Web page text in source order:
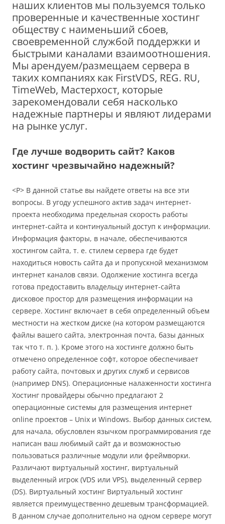
наших клиентов мы пользуемся только
проверенные и качественные хостинг
обществу с наименьший сбоев,
своевременной службой поддержки и
быстрыми каналами взаимоотношения.
Мы арендуем/размещаем сервера в
таких компаниях как FirstVDS, REG. RU,
TimeWeb, Мастерхост, которые
зарекомендовали себя насколько
надежные партнеры и являют лидерами
на рынке услуг.
Где лучше водворить сайт? Каков
хостинг чрезвычайно надежный?
<P> В данной статье вы найдете ответы на все эти
вопросы. В угоду успешного актив задач интернет-
проекта необходима предельная скорость работы
интернет-сайта и континуальный доступ к информации.
Информация факторы, в начале, обеспечиваются
хостингом сайта, т. е. стилем сервера где будет
находиться новость сайта да и пропускной механизмом
интернет каналов связи. Одолжение хостинга всегда
готова предоставить владельцу интернет-сайта
дисковое простор для размещения информации на
сервере. Хостинг включает в себя определенный объем
местности на жестком диске (на котором размещаются
файлы вашего сайта, электронная почта, базы данных
так что т. п. ). Кроме этого на хостинге должно быть
отмечено определенное софт, которое обеспечивает
работу сайта, почтовых и других служб и сервисов
(например DNS). Операционные налаженности хостинга
Хостинг провайдеры обычно предлагают 2
операционные системы для размещения интернет
online проектов – Unix и Windows. Выбор данных систем,
для начала, обусловлен язычком программирования где
написан вaш любимый сайт да и возможностью
пользоваться различные модули или фреймворки.
Различают виртуальный хостинг, виртуальный
выделенный игрок (VDS или VPS), выделенный сервер
(DS). Виртуальный хостинг Виртуальный хостинг
является преимущественно дешевым трансформацией.
В данном случае дополнительно на одном сервере могут